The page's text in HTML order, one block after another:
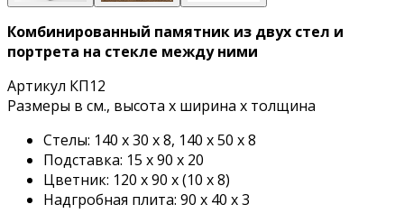
Комбинированный памятник из двух стел и
портрета на стекле между ними
Артикул КП12
Размеры в см., высота х ширина х толщина
Стелы: 140 х 30 х 8, 140 х 50 х 8
Подставка: 15 х 90 х 20
Цветник: 120 х 90 х (10 х 8)
Надгробная плита: 90 х 40 х 3